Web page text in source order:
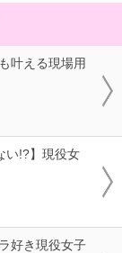
叶える現場用
い!?】現役女
好き現役女子